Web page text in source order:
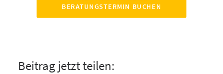
BERATUNGSTERMIN BUCHEN
Beitrag jetzt teilen: